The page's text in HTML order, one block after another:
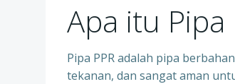
Apa itu Pipa
Pipa PPR adalah pipa
tekanan, dan sangat aman